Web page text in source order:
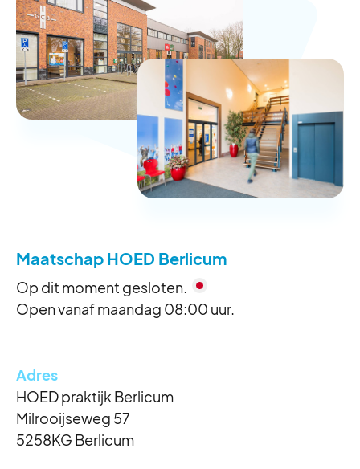
Maatschap HOED Berlicum
Op dit moment gesloten.
Open vanaf maandag 08:00 uur.
Adres
HOED praktijk Berlicum
Milrooijseweg 57
5258KG Berlicum